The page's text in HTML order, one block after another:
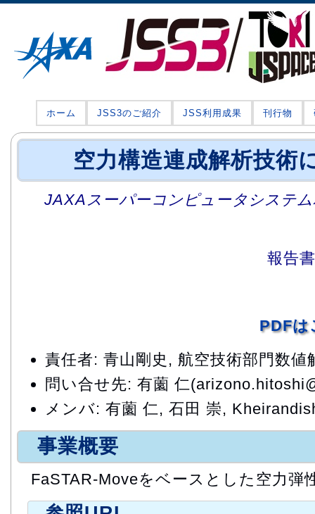
ホーム JSS3のご紹介 JSS利用成果 刊行物
空力構造連成解析技術
JAXAスーパーコンピュータシステ
報告
PDFは
責任者: 青山剛史, 航空技術部門数
問い合せ先: 有薗 仁
メンバ: 有薗 仁, 石田 崇,
事業概要
FaSTAR-Moveをベースとした空力弾